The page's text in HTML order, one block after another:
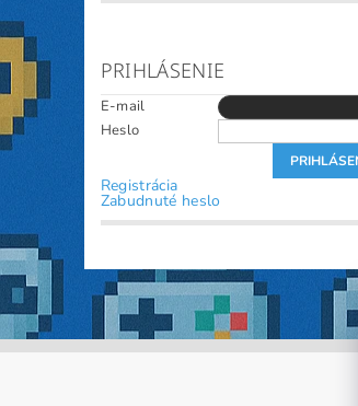
PRIHLÁSENIE
E-mail
Heslo
Registrácia
Zabudnuté heslo